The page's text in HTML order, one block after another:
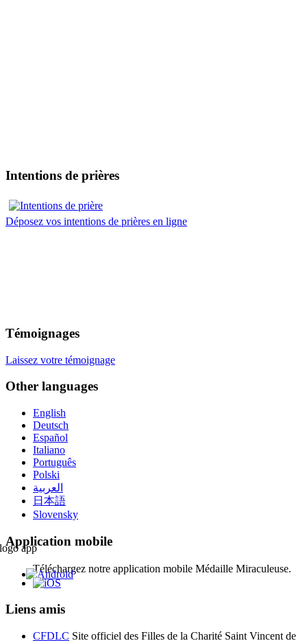
Intentions de prières
Déposez vos intentions de prières en ligne
Témoignages
Laissez votre témoignage
Other languages
English
Deutsch
Español
Italiano
Português
Polski
العربية
日本語
Slovensky
Application mobile
Téléchargez notre application mobile Médaille Miraculeuse.
Liens amis
CFDLC Site officiel des Filles de la Charité Saint Vincent de